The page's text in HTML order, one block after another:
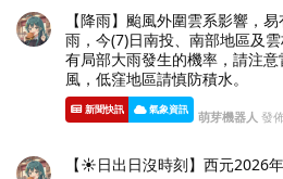
【降雨】颱風外圍雲系影響，
雨，今(7)日南投、南部地區及
有局部大雨發生的機率，請注
風，低窪地區請慎防積水。
新聞快訊 氣象資訊 萌芽機器人 發
【☀️日出日沒時刻】西元2026